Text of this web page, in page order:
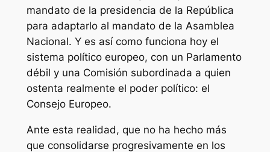
mandato de la presidencia de la República
para adaptarlo al mandato de la Asamblea
Nacional. Y es así como funciona hoy el
sistema político europeo, con un Parlamento
débil y una Comisión subordinada a quien
ostenta realmente el poder político: el
Consejo Europeo.
Ante esta realidad, que no ha hecho más
que consolidarse progresivamente en los